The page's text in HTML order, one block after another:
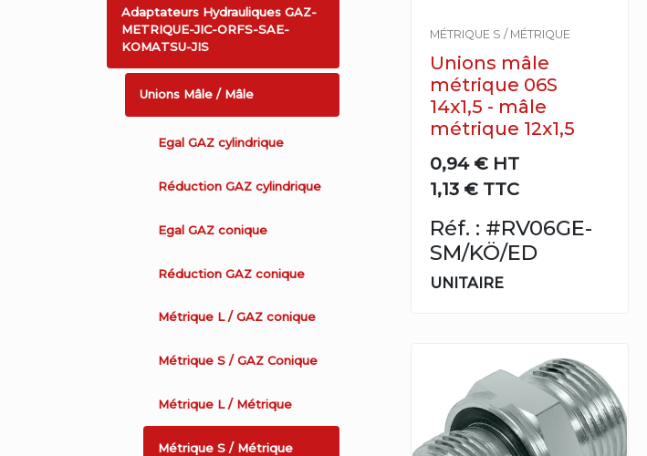
MÉTRIQUE S / MÉTRIQUE
Unions mâle
métrique 06S
14x1,5 - mâle
métrique 12x1,5
0,94 € HT
1,13 € TTC
Réf. : #RV06GE-
SM/KÖ/ED
UNITAIRE
Adaptateurs Hydrauliques GAZ-
METRIQUE-JIC-ORFS-SAE-
KOMATSU-JIS
Unions Mâle / Mâle
Egal GAZ cylindrique
Réduction GAZ cylindrique
Egal GAZ conique
Réduction GAZ conique
Métrique L / GAZ conique
Métrique S / GAZ Conique
Métrique L / Métrique
Métrique S / Métrique